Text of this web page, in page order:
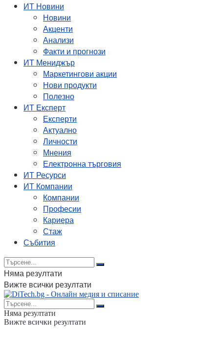
ИТ Новини
Новини
Акценти
Анализи
Факти и прогнози
ИТ Мениджър
Маркетингови акции
Нови продукти
Полезно
ИТ Експерт
Експерти
Актуално
Личности
Мнения
Електронна търговия
ИТ Ресурси
ИТ Компании
Компании
Професии
Кариера
Стаж
Събития
Няма резултати
Вижте всички резултати
Няма резултати
Вижте всички резултати